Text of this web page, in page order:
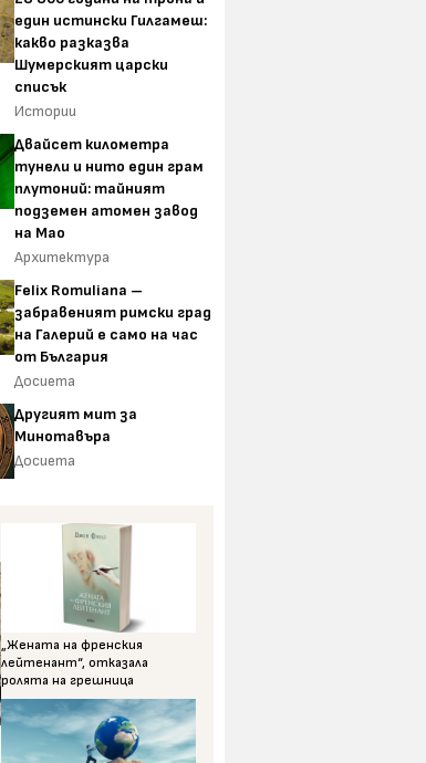
един истински Гилгамеш:
какво разказва
Шумерският царски
списък
Истории
Двайсет километра
тунели и нито един грам
плутоний: тайният
подземен атомен завод
на Мао
Архитектура
Felix Romuliana –
забравеният римски град
на Галерий е само на час
от България
Досиета
Другият мит за
Минотавъра
Досиета
„Жената на френския
лейтенант“, отказала
ролята на грешница